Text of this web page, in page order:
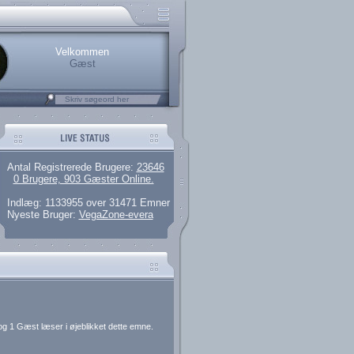
brugere
artikler og 135 guides
her.
Velkommen
Gæst
Antal Registrerede Brugere: 23646
0 Brugere, 903 Gæster Online.
Indlæg: 1133955 over 31471 Emner
Nyeste Bruger: VegaZone-evera
1 Gæst læser i øjeblikket dette emne.